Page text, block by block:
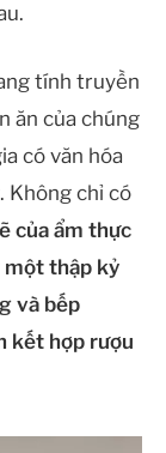
tính truyền
ăn của chúng
có văn hóa
Không chỉ có
của ẩm thực
một thập kỷ
và bếp
kết hợp rượu